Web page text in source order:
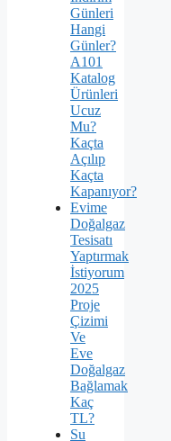
Günleri
Hangi
Günler?
A101
Katalog
Ürünleri
Ucuz
Mu?
Kaçta
Açılıp
Kaçta
Kapanıyor?
Evime
Doğalgaz
Tesisatı
Yaptırmak
İstiyorum
2025
Proje
Çizimi
Ve
Eve
Doğalgaz
Bağlamak
Kaç
TL?
Su